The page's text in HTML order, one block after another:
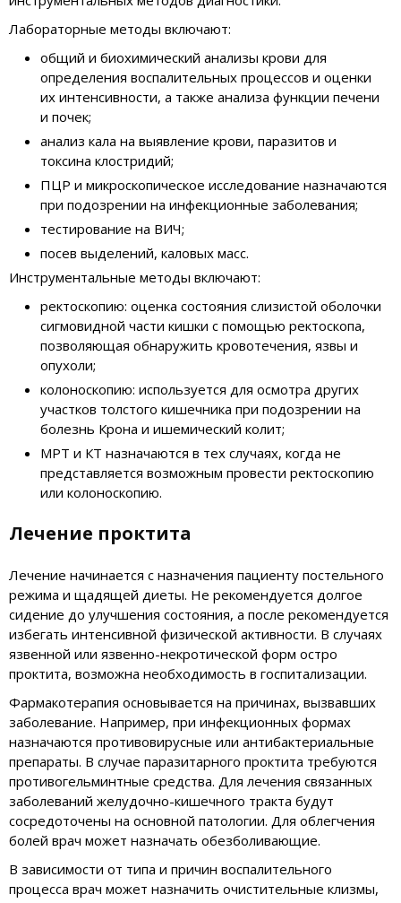
Лабораторные методы включают:
общий и биохимический анализы крови для
определения воспалительных процессов и оценки
их интенсивности, а также анализа функции печени
и почек;
анализ кала на выявление крови, паразитов и
токсина клостридий;
ПЦР и микроскопическое исследование назначаются
при подозрении на инфекционные заболевания;
тестирование на ВИЧ;
посев выделений, каловых масс.
Инструментальные методы включают:
ректоскопию: оценка состояния слизистой оболочки
сигмовидной части кишки с помощью ректоскопа,
позволяющая обнаружить кровотечения, язвы и
опухоли;
колоноскопию: используется для осмотра других
участков толстого кишечника при подозрении на
болезнь Крона и ишемический колит;
МРТ и КТ назначаются в тех случаях, когда не
представляется возможным провести ректоскопию
или колоноскопию.
Лечение проктита
Лечение начинается с назначения пациенту постельного
режима и щадящей диеты. Не рекомендуется долгое
сидение до улучшения состояния, а после рекомендуется
избегать интенсивной физической активности. В случаях
язвенной или язвенно-некротической форм остро
проктита, возможна необходимость в госпитализации.
Фармакотерапия основывается на причинах, вызвавших
заболевание. Например, при инфекционных формах
назначаются противовирусные или антибактериальные
препараты. В случае паразитарного проктита требуются
противогельминтные средства. Для лечения связанных
заболеваний желудочно-кишечного тракта будут
сосредоточены на основной патологии. Для облегчения
болей врач может назначать обезболивающие.
В зависимости от типа и причин воспалительного
процесса врач может назначить очистительные клизмы,